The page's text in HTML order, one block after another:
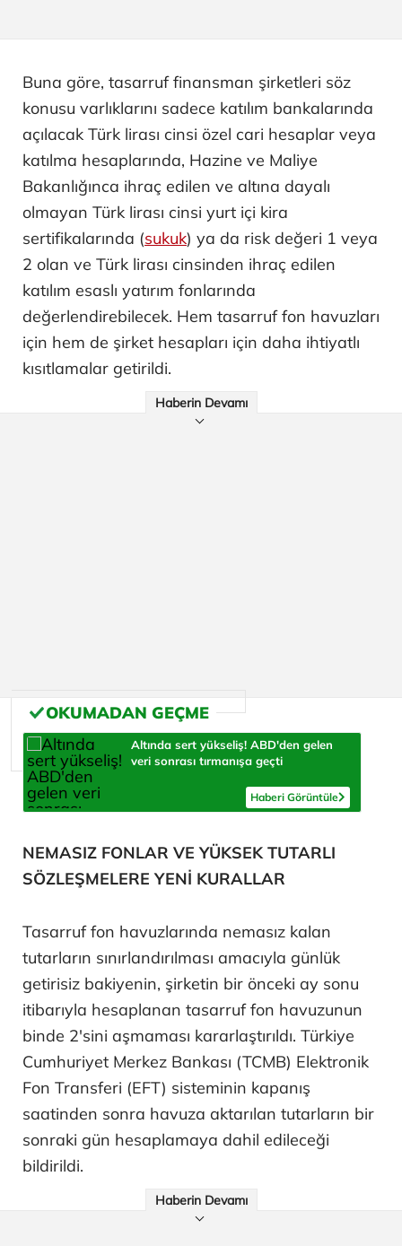
Buna göre, tasarruf finansman şirketleri söz
konusu varlıklarını sadece katılım bankalarında
açılacak Türk lirası cinsi özel cari hesaplar veya
katılma hesaplarında, Hazine ve Maliye
Bakanlığınca ihraç edilen ve altına dayalı
olmayan Türk lirası cinsi yurt içi kira
sertifikalarında (sukuk) ya da risk değeri 1 veya
2 olan ve Türk lirası cinsinden ihraç edilen
katılım esaslı yatırım fonlarında
değerlendirebilecek. Hem tasarruf fon havuzları
için hem de şirket hesapları için daha ihtiyatlı
kısıtlamalar getirildi.
Haberin Devamı
Altında sert yükseliş! ABD'den gelen
veri sonrası tırmanışa geçti
Haberi Görüntüle
NEMASIZ FONLAR VE YÜKSEK TUTARLI
SÖZLEŞMELERE YENİ KURALLAR
Tasarruf fon havuzlarında nemasız kalan
tutarların sınırlandırılması amacıyla günlük
getirisiz bakiyenin, şirketin bir önceki ay sonu
itibarıyla hesaplanan tasarruf fon havuzunun
binde 2'sini aşmaması kararlaştırıldı. Türkiye
Cumhuriyet Merkez Bankası (TCMB) Elektronik
Fon Transferi (EFT) sisteminin kapanış
saatinden sonra havuza aktarılan tutarların bir
sonraki gün hesaplamaya dahil edileceği
bildirildi.
Haberin Devamı